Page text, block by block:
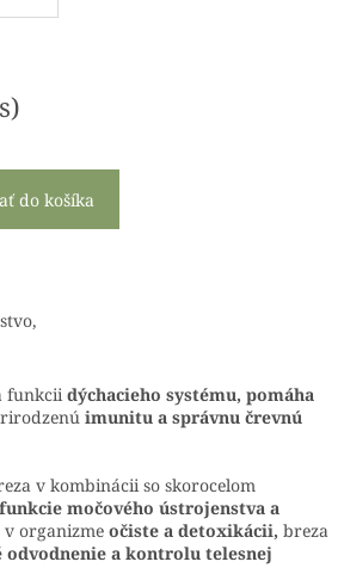
do košíka
funkciidýchacieho systému, pomáha
imunitu a správnu črevnú
v kombinácii so skorocelom
močového ústrojenstva a
organizme očiste a detoxikácii, breza
odvodnenie a kontrolu telesnej